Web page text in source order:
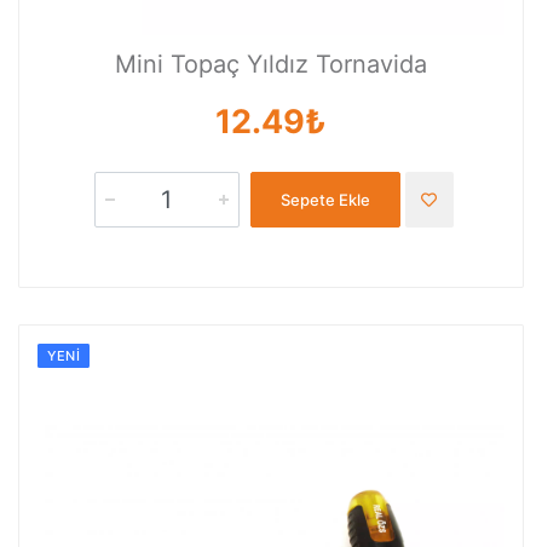
Mini Topaç Yıldız Tornavida
12.49₺
Sepete Ekle
YENI